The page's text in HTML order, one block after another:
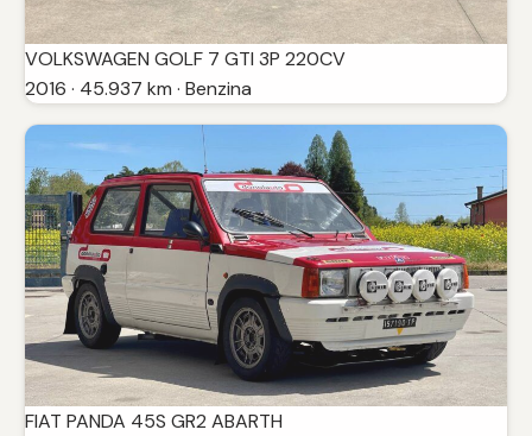
VOLKSWAGEN GOLF 7 GTI 3P 220CV
2016 · 45.937 km · Benzina
FIAT PANDA 45S GR2 ABARTH